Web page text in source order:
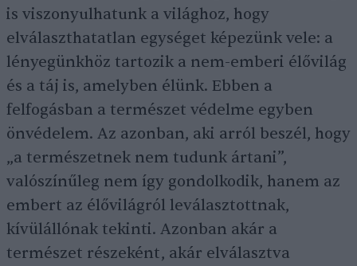
is viszonyulhatunk a világhoz, hogy
elválaszthatatlan egységet képezünk vele: a
lényegünkhöz tartozik a nem-emberi élővilág
és a táj is, amelyben élünk. Ebben a
felfogásban a természet védelme egyben
önvédelem. Az azonban, aki arról beszél, hogy
„a természetnek nem tudunk ártani”,
valószínűleg nem így gondolkodik, hanem az
embert az élővilágról leválasztottnak,
kívülállónak tekinti. Azonban akár a
természet részeként, akár elválasztva